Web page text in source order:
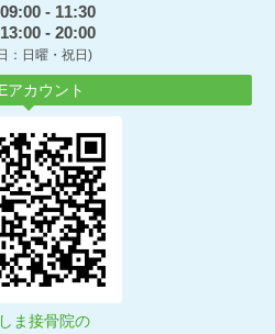
09:00 - 11:30
13:00 - 20:00
：日曜・祝日)
アカウント
ま接骨院の